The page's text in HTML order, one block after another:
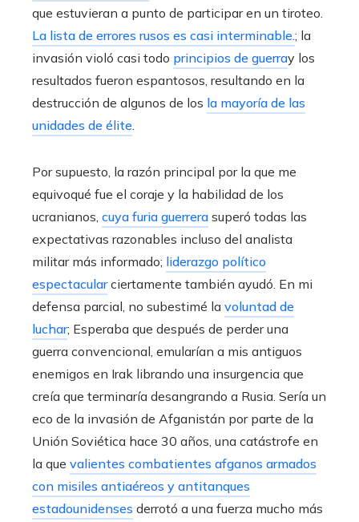
que estuvieran a punto de participar en un tiroteo.
La lista de errores rusos es casi interminable.; la
invasión violó casi todo principios de guerray los
resultados fueron espantosos, resultando en la
destrucción de algunos de los la mayoría de las
unidades de élite.
Por supuesto, la razón principal por la que me
equivoqué fue el coraje y la habilidad de los
ucranianos, cuya furia guerrera superó todas las
expectativas razonables incluso del analista
militar más informado; liderazgo político
espectacularciertamente también ayudó. En mi
defensa parcial, no subestimé la voluntad de
luchar; Esperaba que después de perder una
guerra convencional, emularían a mis antiguos
enemigos en Irak librando una insurgencia que
creía que terminaría desangrando a Rusia. Sería un
eco de la invasión de Afganistán por parte de la
Unión Soviética hace 30 años, una catástrofe en
la que valientes combatientes afganos armados
con misiles antiaéreos y antitanques
estadounidenses derrotó a una fuerza mucho más